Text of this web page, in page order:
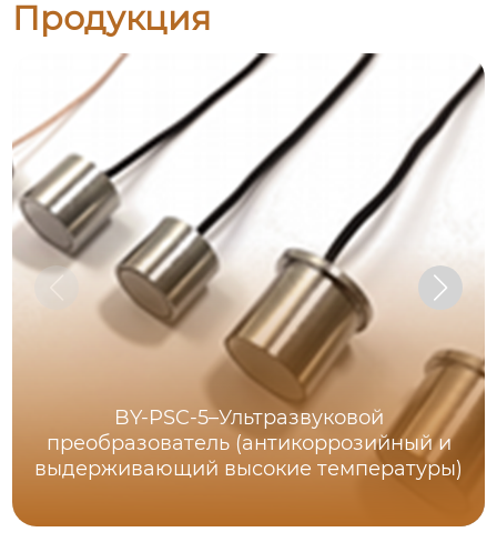
Продукция
BY-PSC-5–Ультразвуковой
преобразователь (антикоррозийный и
выдерживающий высокие температуры)